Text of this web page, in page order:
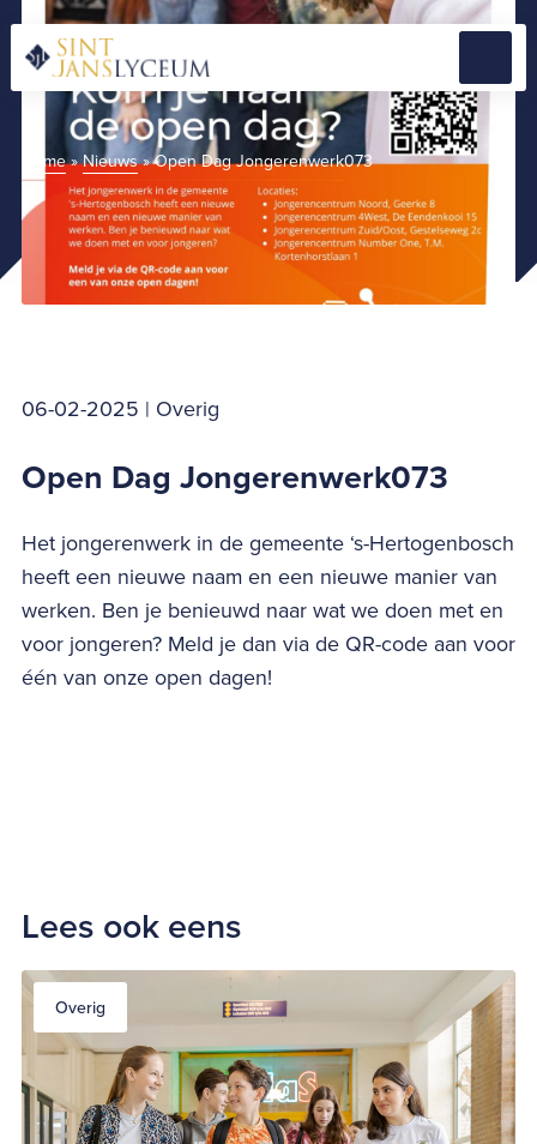
Naar
hoofdinhoud
Home
Home»Nieuws»Open Dag Jongerenwerk073
06-02-2025 | Overig
Open Dag Jongerenwerk073
Het jongerenwerk in de gemeente ‘s-Hertogenbosch
heeft een nieuwe naam en een nieuwe manier van
werken. Ben je benieuwd naar wat we doen met en
voor jongeren? Meld je dan via de QR-code aan voor
één van onze open dagen!
Lees ook eens
Overig